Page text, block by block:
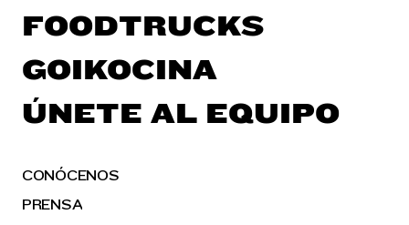
FOODTRUCKS
GOIKOCINA
ÚNETE AL EQUIPO
CONÓCENOS
PRENSA